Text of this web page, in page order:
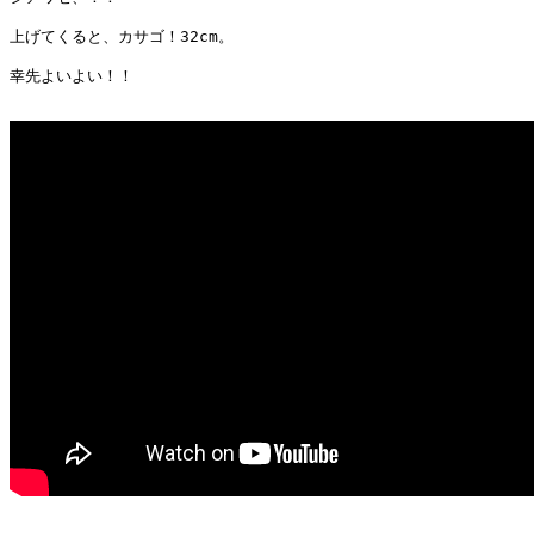
上げてくると、カサゴ！32cm。
幸先よいよい！！